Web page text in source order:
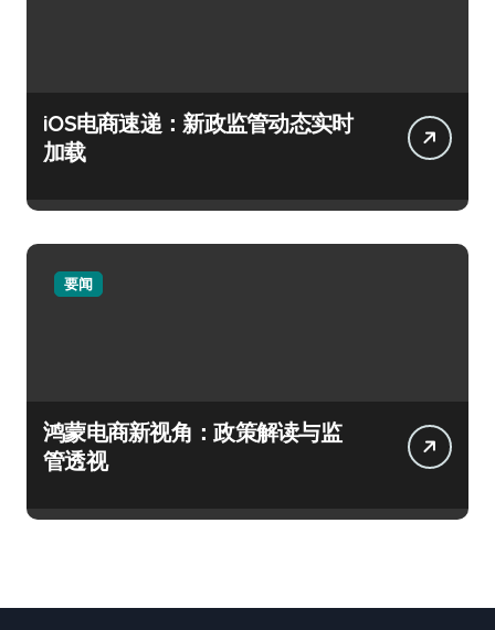
iOS电商速递：新政监管动态实时
加载
要闻
鸿蒙电商新视角：政策解读与监
管透视